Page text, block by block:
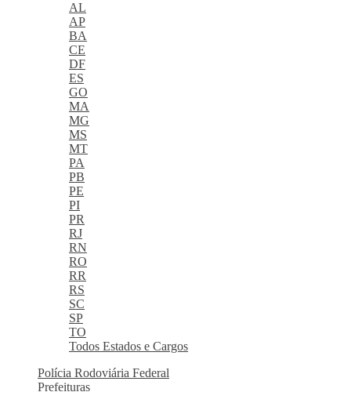
AL
AP
BA
CE
DF
ES
GO
MA
MG
MS
MT
PA
PB
PE
PI
PR
RJ
RN
RO
RR
RS
SC
SP
TO
Todos Estados e Cargos
Polícia Rodoviária Federal
Prefeituras